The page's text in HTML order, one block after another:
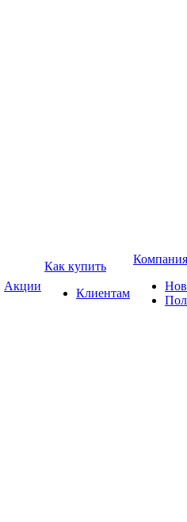
Акции
Как купить
Клиентам
Компания